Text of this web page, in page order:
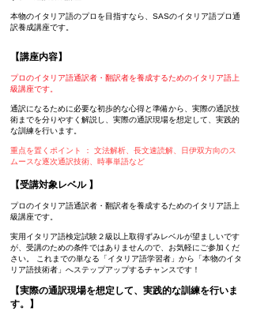
本物のイタリア語のプロを目指すなら、SASのイタリア語プロ通
訳養成講座です。
【講座内容】
プロのイタリア語通訳者・翻訳者を養成するためのイタリア語上
級講座です。
通訳になるために必要な初歩的な心得と準備から、実際の通訳技
術までを分りやすく解説し、実際の通訳現場を想定して、実践的
な訓練を行います。
重点を置くポイント ： 文法解析、長文速読解、日伊双方向のス
ムースな逐次通訳技術、時事単語など
【受講対象レベル 】
プロのイタリア語通訳者・翻訳者を養成するためのイタリア語上
級講座です。
実用イタリア語検定試験２級以上取得ずみレベルが望ましいです
が、受講のための条件ではありませんので、お気軽にご参加くだ
さい。 これまでの単なる「イタリア語学習者」から「本物のイタ
リア語技術者」へステップアップするチャンスです！
【実際の通訳現場を想定して、実践的な訓練を行いま
す。】